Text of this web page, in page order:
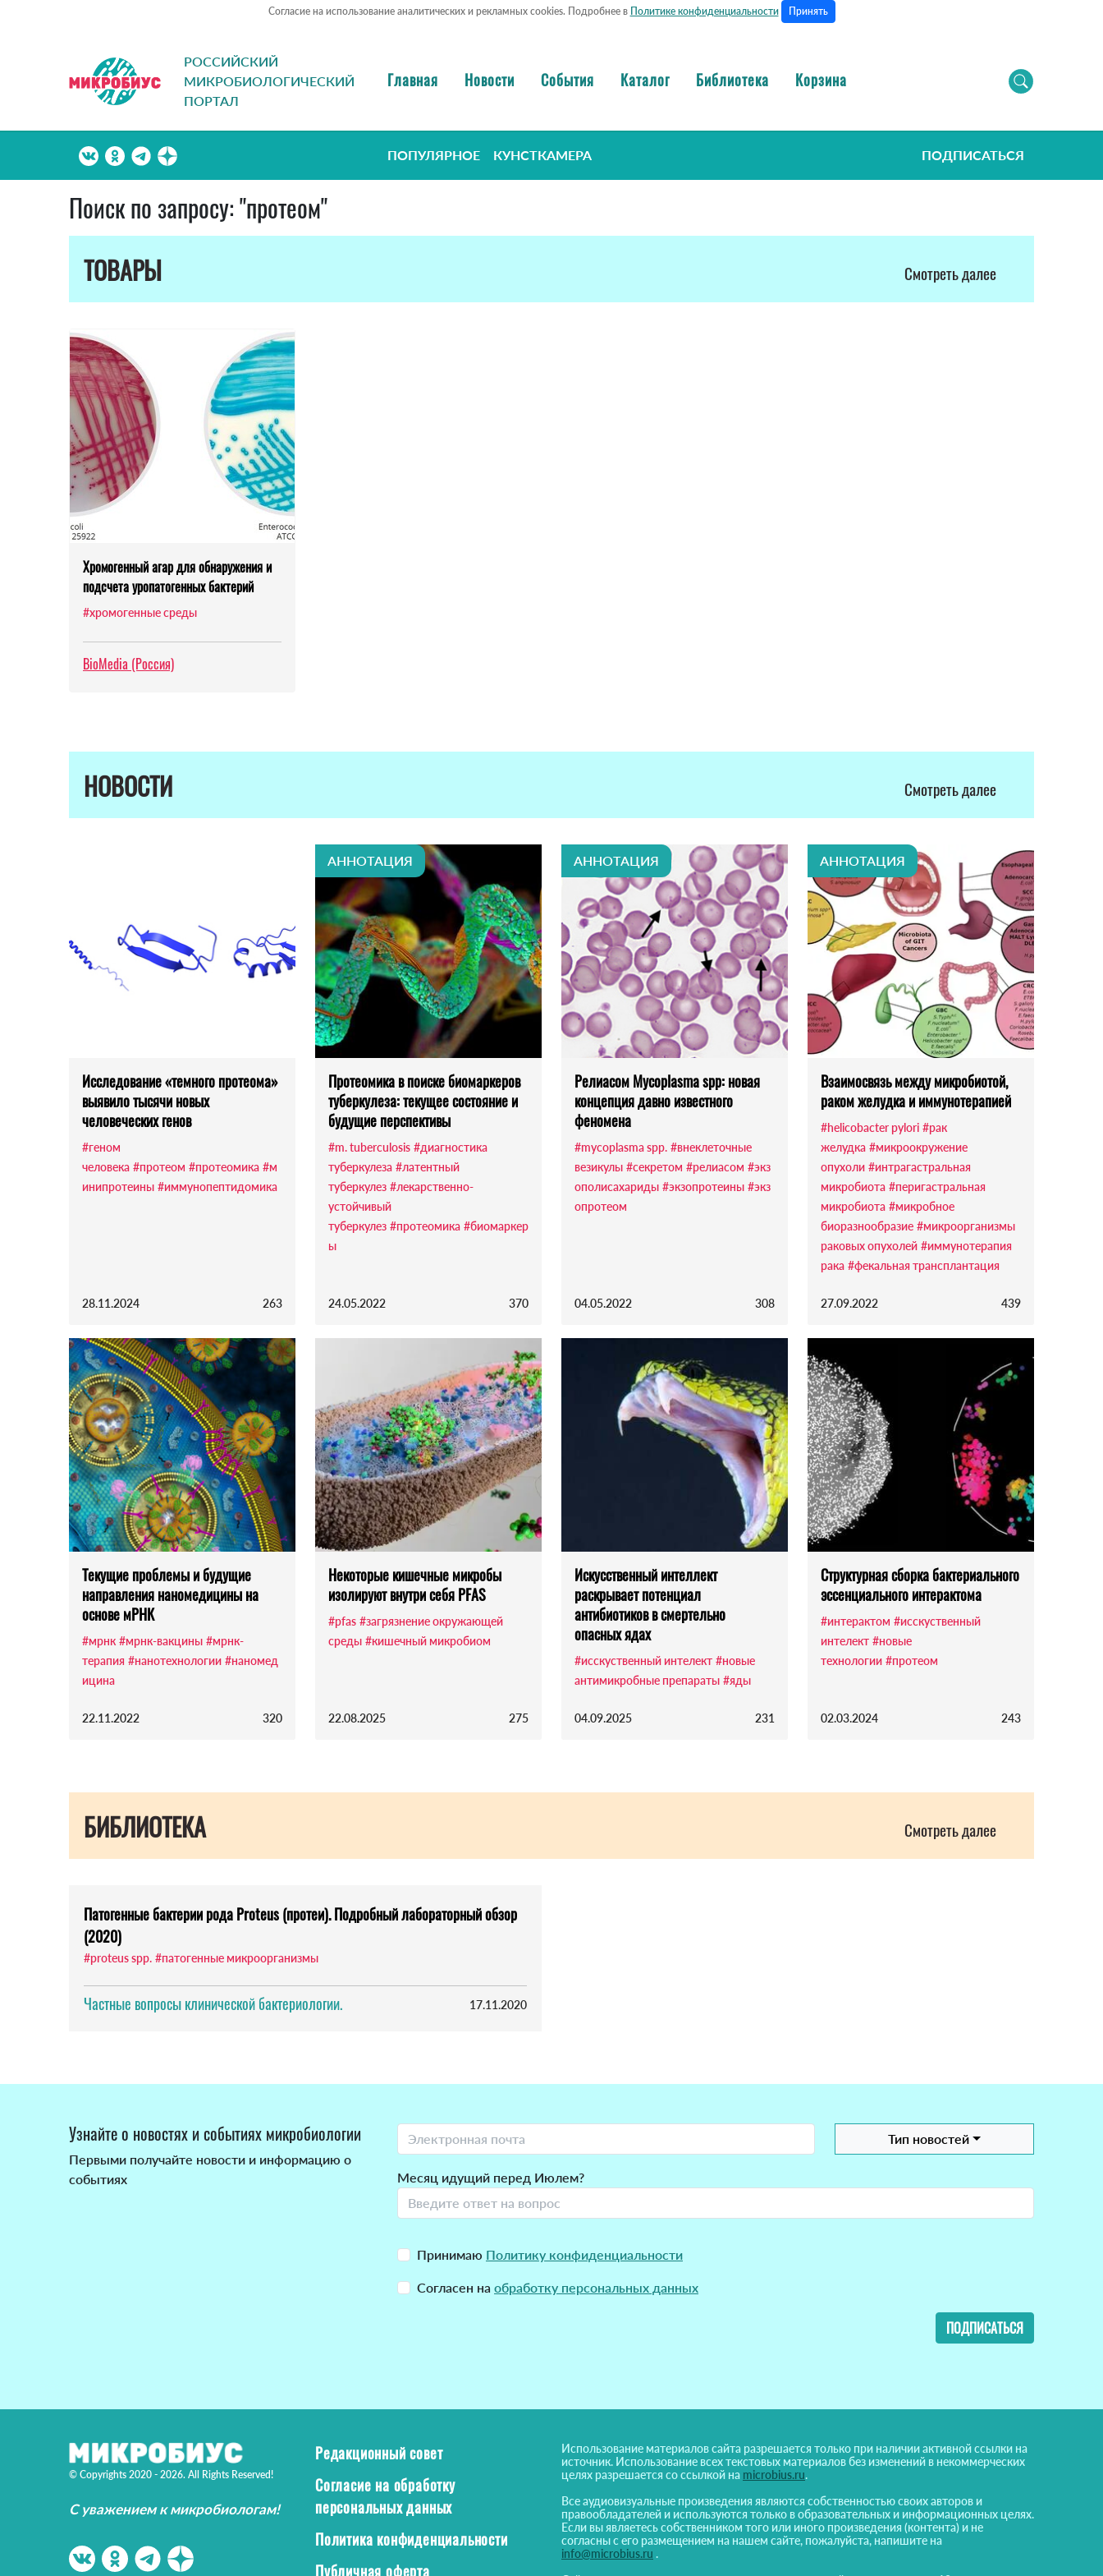
Согласие на использование аналитических и рекламных cookies. Подробнее в Политике конфиденциальности Принять
РОССИЙСКИЙ
МИКРОБИОЛОГИЧЕСКИЙ
ПОРТАЛ
Главная Новости События Каталог Библиотека Корзина
ПОПУЛЯРНОЕ КУНСТКАМЕРА ПОДПИСАТЬСЯ
Поиск по запросу: "протеом"
ТОВАРЫ
Смотреть далее
Хромогенный агар для обнаружения и
подсчета уропатогенных бактерий
#хромогенные среды
BioMedia (Россия)
НОВОСТИ Смотреть далее
Исследование «темного протеома»
выявило тысячи новых
человеческих генов
#геном
человека #протеом #протеомика #м
инипротеины #иммунопептидомика
28.11.2024 263
АННОТАЦИЯ
Протеомика в поиске биомаркеров
туберкулеза: текущее состояние и
будущие перспективы
#m. tuberculosis #диагностика
туберкулеза #латентный
туберкулез #лекарственно-
устойчивый
туберкулез #протеомика #биомаркер
ы
24.05.2022 370
АННОТАЦИЯ
Релиасом Mycoplasma spp: новая
концепция давно известного
феномена
#mycoplasma spp. #внеклеточные
везикулы #секретом #релиасом #экз
ополисахариды #экзопротеины #экз
опротеом
04.05.2022 308
АННОТАЦИЯ
Взаимосвязь между микробиотой,
раком желудка и иммунотерапией
#helicobacter pylori #рак
желудка #микроокружение
опухоли #интрагастральная
микробиота #перигастральная
микробиота #микробное
биоразнообразие #микроорганизмы
раковых опухолей #иммунотерапия
рака #фекальная трансплантация
27.09.2022 439
Текущие проблемы и будущие
направления наномедицины на
основе мРНК
#мрнк #мрнк-вакцины #мрнк-
терапия #нанотехнологии #наномед
ицина
22.11.2022 320
Некоторые кишечные микробы
изолируют внутри себя PFAS
#pfas #загрязнение окружающей
среды #кишечный микробиом
22.08.2025 275
Искусственный интеллект
раскрывает потенциал
антибиотиков в смертельно
опасных ядах
#исскуственный интелект #новые
антимикробные препараты #яды
04.09.2025 231
Структурная сборка бактериального
эссенциального интерактома
#интерактом #исскуственный
интелект #новые
технологии #протеом
02.03.2024 243
БИБЛИОТЕКА Смотреть далее
Патогенные бактерии рода Proteus (протеи). Подробный лабораторный обзор
(2020)
#proteus spp. #патогенные микроорганизмы
Частные вопросы клинической бактериологии. 17.11.2020
Узнайте о новостях и событиях микробиологии
Первыми получайте новости и информацию о
событиях
Тип новостей
Месяц идущий перед Июлем?
Принимаю Политику конфиденциальности
Согласен на обработку персональных данных
ПОДПИСАТЬСЯ
© Copyrights 2020 - 2026. All Rights Reserved!
С уважением к микробиологам!
Редакционный совет
Согласие на обработку
персональных данных
Политика конфиденциальности
Публичная оферта
Использование материалов сайта разрешается только при наличии активной ссылки на
источник. Использование всех текстовых материалов без изменений в некоммерческих
целях разрешается со ссылкой на microbius.ru.
Все аудиовизуальные произведения являются собственностью своих авторов и
правообладателей и используются только в образовательных и информационных целях.
Если вы являетесь собственником того или иного произведения (контента) и не
согласны с его размещением на нашем сайте, пожалуйста, напишите на
info@microbius.ru .